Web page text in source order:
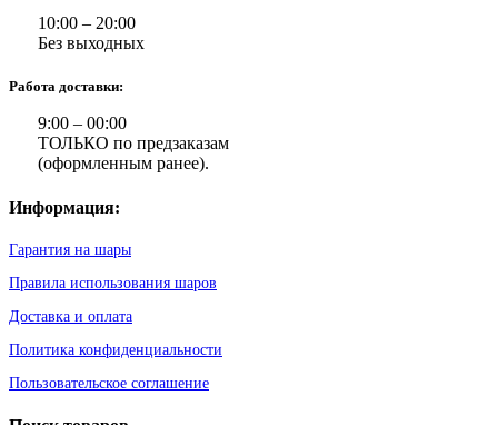
10:00 – 20:00
Без выходных
Работа доставки:
9:00 – 00:00
ТОЛЬКО по предзаказам
(оформленным ранее).
Информация:
Гарантия на шары
Правила использования шаров
Доставка и оплата
Политика конфиденциальности
Пользовательское соглашение